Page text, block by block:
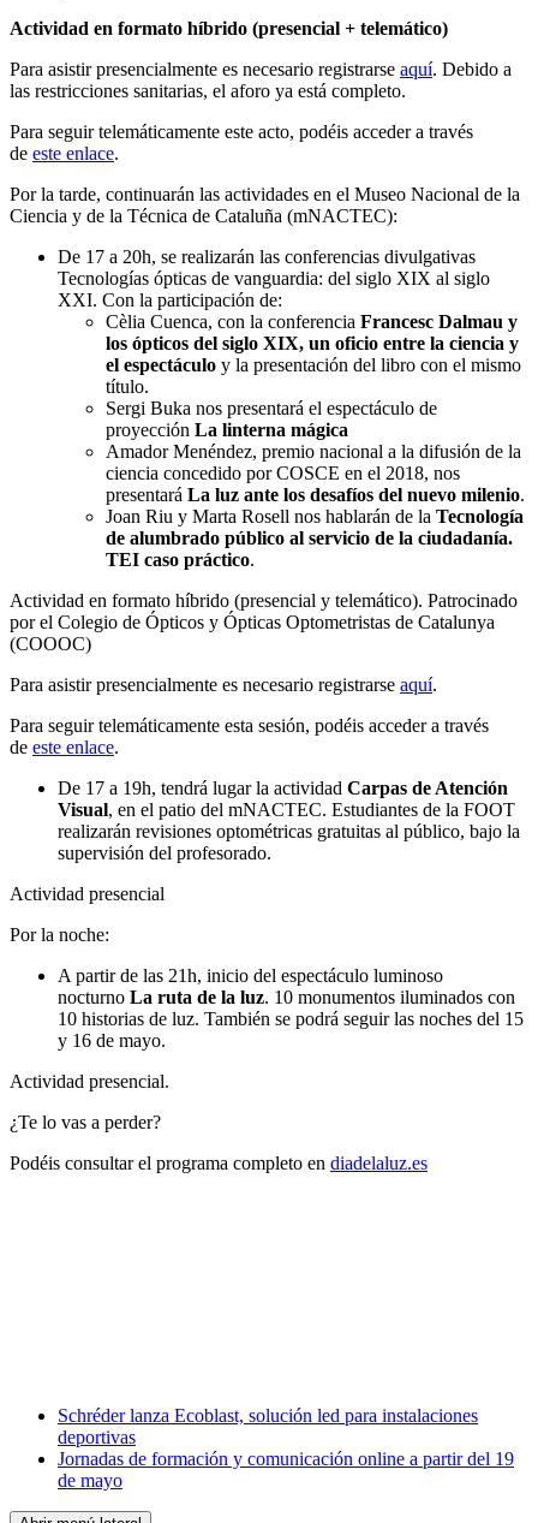
Actividad en formato híbrido (presencial + telemático)
Para asistir presencialmente es necesario registrarse aquí. Debido a
las restricciones sanitarias, el aforo ya está completo.
Para seguir telemáticamente este acto, podéis acceder a través
de este enlace.
Por la tarde, continuarán las actividades en el Museo Nacional de la
Ciencia y de la Técnica de Cataluña (mNACTEC):
De 17 a 20h, se realizarán las conferencias divulgativas
Tecnologías ópticas de vanguardia: del siglo XIX al siglo
XXI. Con la participación de:
Cèlia Cuenca, con la conferencia Francesc Dalmau y
los ópticos del siglo XIX, un oficio entre la ciencia y
el espectáculo y la presentación del libro con el mismo
título.
Sergi Buka nos presentará el espectáculo de
proyección La linterna mágica
Amador Menéndez, premio nacional a la difusión de la
ciencia concedido por COSCE en el 2018, nos
presentará La luz ante los desafíos del nuevo milenio.
Joan Riu y Marta Rosell nos hablarán de la Tecnología
de alumbrado público al servicio de la ciudadanía.
TEI caso práctico.
Actividad en formato híbrido (presencial y telemático). Patrocinado
por el Colegio de Ópticos y Ópticas Optometristas de Catalunya
(COOOC)
Para asistir presencialmente es necesario registrarse aquí.
Para seguir telemáticamente esta sesión, podéis acceder a través
de este enlace.
De 17 a 19h, tendrá lugar la actividad Carpas de Atención
Visual, en el patio del mNACTEC. Estudiantes de la FOOT
realizarán revisiones optométricas gratuitas al público, bajo la
supervisión del profesorado.
Actividad presencial
Por la noche:
A partir de las 21h, inicio del espectáculo luminoso
nocturno La ruta de la luz. 10 monumentos iluminados con
10 historias de luz. También se podrá seguir las noches del 15
y 16 de mayo.
Actividad presencial.
¿Te lo vas a perder?
Podéis consultar el programa completo en diadelaluz.es
WhatsApp
Schréder lanza Ecoblast, solución led para instalaciones
deportivas
Jornadas de formación y comunicación online a partir del 19
de mayo